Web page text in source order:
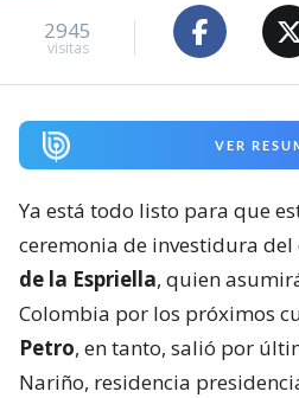
2945
visitas
VER
Ya está todo listo para que
ceremonia de investidura del
de la Espriella, quien
Colombia por los próximos
Petro, en tanto, salió por
Nariño, residencia